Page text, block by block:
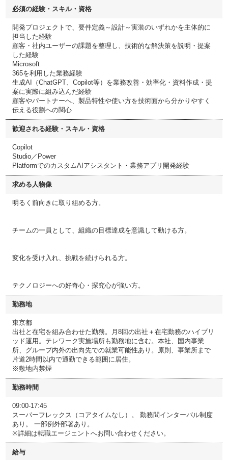
必須の経験・スキル・資格
開発プロジェクトで、要件定義～設計～実装のいずれかを主体的に
担当した経験
顧客・社内ユーザーの課題を整理し、技術的な解決策を説明・提案
した経験
Microsoft
365を利用した業務経験
生成AI（ChatGPT、Copilot等）を業務改善・効率化・資料作成・提
案に実際に組み込んだ経験
顧客やパートナーへ、製品特性や使い方を技術面から分かりやすく
伝える役割への関心
歓迎される経験・スキル・資格
Copilot
Studio／Power
PlatformでのカスタムAIアシスタント・業務アプリ開発経験
求める人物像
明るく前向きに取り組める方。
チームの一員として、組織の目標達成を意識して動ける方。
変化を受け入れ、挑戦を続けられる方。
テクノロジーへの好奇心・探究心が強い方。
勤務地
東京都
出社と在宅を組み合わせた勤務。月8回の出社＋在宅勤務のハイブリ
ッド運用。テレワーク実施場所も勤務地に含む。本社、国内事業
所、グループ内外の出向先での就業可能性あり。原則、事業所まで
片道2時間以内で通勤できる範囲に居住。
※敷地内禁煙
勤務時間
09:00-17:45
スーパーフレックス（コアタイムなし）。 勤務間インターバル制度
あり。 一部例外部署あり。
※詳細は転職エージェントへお問い合わせください。
給与